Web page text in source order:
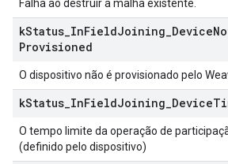
Falha ao destruir a malha existente.
kStatus InFieldJoining Device
Provisioned
O dispositivo não é provisionado pelo
kStatus InFieldJoining Device
O tempo limite da operação de
(definido pelo dispositivo)